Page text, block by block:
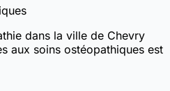
dans la ville de Chevry
aux soins ostéopathiques est